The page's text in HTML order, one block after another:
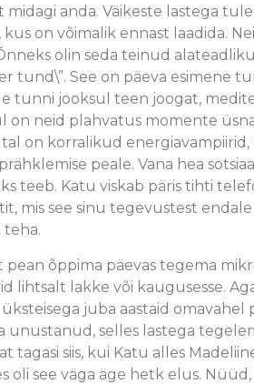
anda. Väikeste lastega
on võimalik ennast laadida.
olin seda teinud
tund\”. See on päeva esimene
tunni jooksul teen joogat,
on neid plahvatus momente
on korralikud
peale. Vana hea
teeb. Katu viskab päris tihti
mis see sinu tegevustest
teha.
õppima päevas tegema
lihtsalt lakke või kaugusesse.
juba aastaid omavahel
unustanud, selles lastega
tagasi siis, kui Katu alles
oli see väga äge hetk elus.